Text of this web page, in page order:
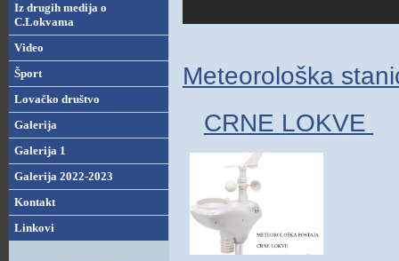
Iz drugih medija o
C.Lokvama
Video
Šport
Lovačko društvo
Galerija
Galerija 1
Galerija 2022-2023
Kontakt
Linkovi
Meteorološka
CRNE LOKVE